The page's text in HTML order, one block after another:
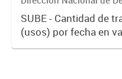
Tecnológico - Ministerio
SUBE - Cantidad de
(usos) por fecha en
la red SUBE.